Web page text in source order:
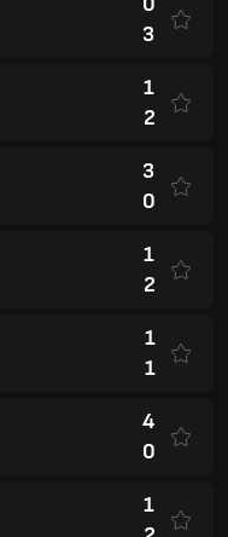
3
1
2
3
0
1
2
1
1
4
0
1